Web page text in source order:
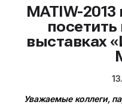
MATIW-
выставках
Уважаемые коллеги,